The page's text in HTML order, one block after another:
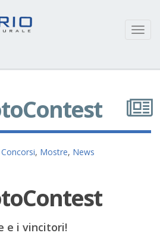
Concorsi, Mostre, News
e i vincitori!